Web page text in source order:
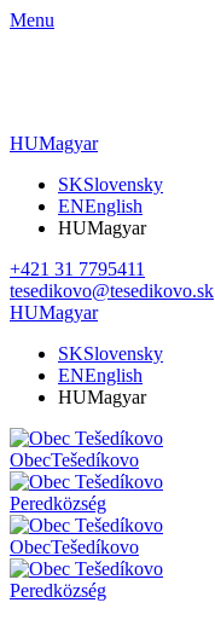
Menu
HUMagyar
SKSlovensky
ENEnglish
HUMagyar
+421 31 7795411
tesedikovo@tesedikovo.sk
HUMagyar
SKSlovensky
ENEnglish
HUMagyar
ObecTešedíkovo
Peredközség
ObecTešedíkovo
Peredközség